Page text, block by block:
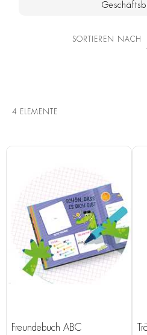
4 ELEMENTE
SORTIEREN NACH
Freundebuch ABC